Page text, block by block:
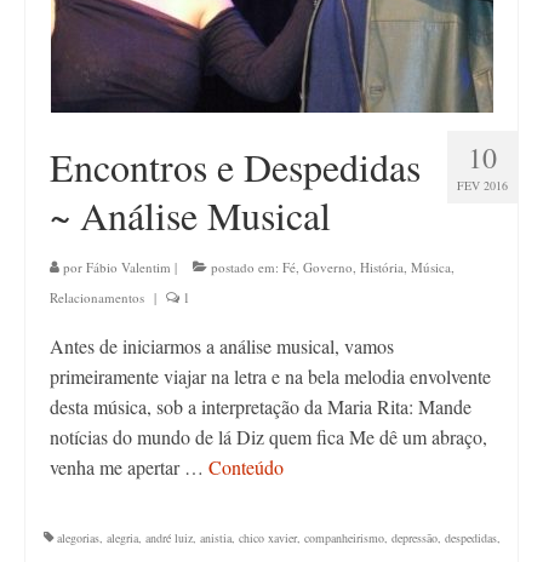
10
FEV 2016
Encontros e Despedidas
~ Análise Musical
por Fábio Valentim | postado em: Fé, Governo, História, Música,
Relacionamentos | 1
Antes de iniciarmos a análise musical, vamos
primeiramente viajar na letra e na bela melodia envolvente
desta música, sob a interpretação da Maria Rita: Mande
notícias do mundo de lá Diz quem fica Me dê um abraço,
venha me apertar … Conteúdo
alegorias, alegria, andré luiz, anistia, chico xavier, companheirismo, depressão, despedidas,